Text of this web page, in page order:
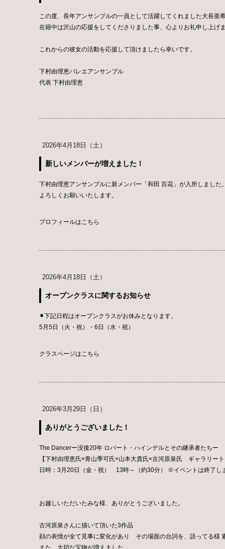
この度、長年アンサンブルの一員として活躍してくれました大長亜
在籍中は沢山の応援をしてくださりました事、心よりお礼申し上げ
これからの彼女の活動を応援して頂けましたら幸いです。
下村由理恵バレエアンサンブル
代表 下村由理恵
2026年4月18日（土）
新しいメンバーが増えました！
下村由理恵アンサンブルに新メンバー「和田 百花」が入所しました
よろしくお願いいたします。
プロフィールはこちら
2026年4月18日（土）
オープンクラスに関するお知らせ
⚫︎下記日程はオープンクラスがお休みとなります。
5月5日（火・祝）・6日（水・祝）
クラスページはこちら
2026年3月29日（日）
ありがとうございました！
The Dancerー没後20年 ロバート・ハインデルとその継承者たちー
【下村由理恵氏×青山季可氏×山本大貴氏×古河原泉氏 ギャラリー
日時：3月20日（金・祝） 13時～（約30分） ※イベントは終了し
お越しいただいたみな様、ありがとうございました。
古河原泉さんに描いて頂いた3作品
顔の表情が全て見事に変化があり その場面の台詞を、語ってる様
また 大切な宝物が増えました